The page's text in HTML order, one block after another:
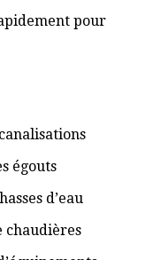
pour
égouts
d’eau
chaudières